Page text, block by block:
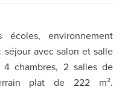
environnement
avec salon et salle
4 chambres, 2 salles de
plat de 222 m².